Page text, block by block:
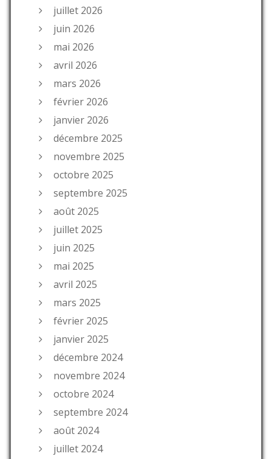
juillet 2026
juin 2026
mai 2026
avril 2026
mars 2026
février 2026
janvier 2026
décembre 2025
novembre 2025
octobre 2025
septembre 2025
août 2025
juillet 2025
juin 2025
mai 2025
avril 2025
mars 2025
février 2025
janvier 2025
décembre 2024
novembre 2024
octobre 2024
septembre 2024
août 2024
juillet 2024